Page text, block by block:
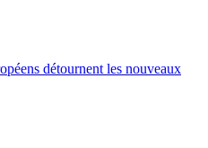
détournent les nouveaux